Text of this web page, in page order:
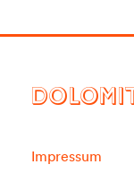
Impressum